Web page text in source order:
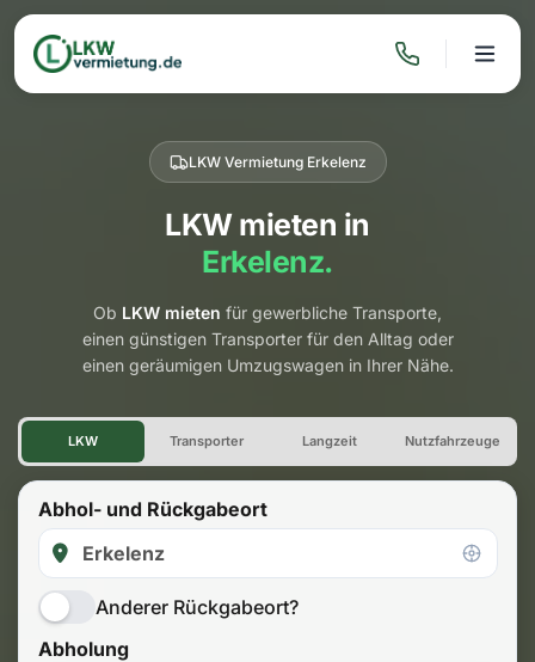
LKW Vermietung Erkelenz
LKW mieten in
Erkelenz.
Ob LKW mieten für gewerbliche Transporte,
einen günstigen Transporter für den Alltag oder
einen geräumigen Umzugswagen in Ihrer Nähe.
LKW Vermietung Erkelenz
LKW Transporter Langzeit Nutzfahrzeuge
Abhol- und Rückgabeort
Anderer Rückgabeort?
Abholung